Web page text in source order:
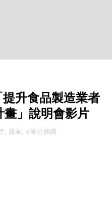
提升食品製造業者
」說明會影片
題庫 e等公務園